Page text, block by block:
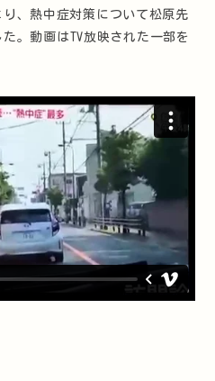
、熱中症対策について松原先
。動画はTV放映された一部を